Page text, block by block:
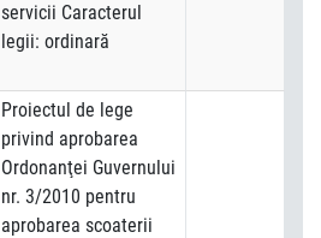
servicii Caracterul
legii: ordinară
Proiectul de lege
privind aprobarea
Ordonanţei Guvernului
nr. 3/2010 pentru
aprobarea scoaterii